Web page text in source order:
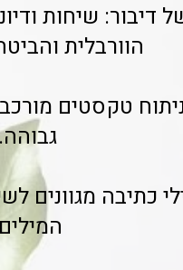
דיבור: שיחות
הוורבלית
טקסטים
כתיבה מגוונים